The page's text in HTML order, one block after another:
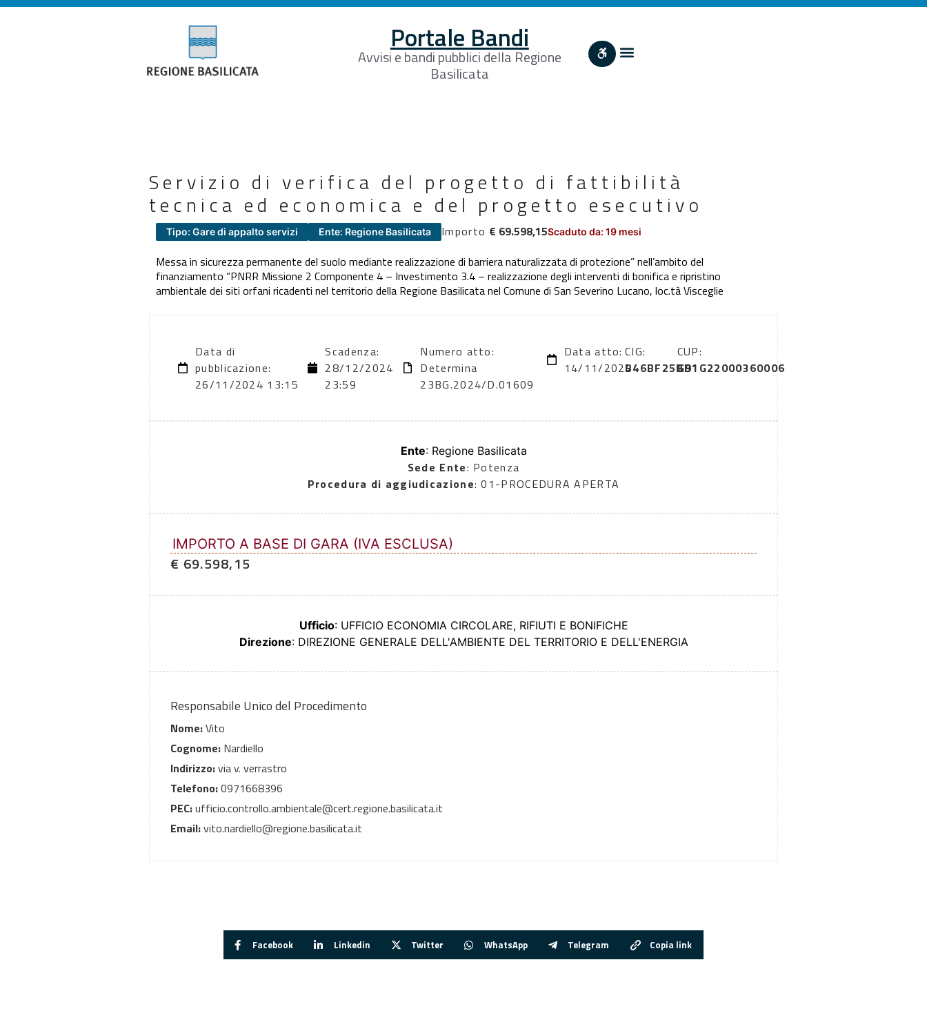
Portale Bandi
Avvisi e bandi pubblici della Regione
Basilicata
Servizio di verifica del progetto di fattibilità
tecnica ed economica e del progetto esecutivo
Tipo: Gare di appalto servizi Ente: Regione Basilicata Importo € 69.598,15Scaduto da: 19 mesi
Messa in sicurezza permanente del suolo mediante realizzazione di barriera naturalizzata di protezione” nell’ambito del
finanziamento “PNRR Missione 2 Componente 4 – Investimento 3.4 – realizzazione degli interventi di bonifica e ripristino
ambientale dei siti orfani ricadenti nel territorio della Regione Basilicata nel Comune di San Severino Lucano, loc.tà Visceglie
Data di
pubblicazione:
26/11/2024 13:15
Scadenza:
28/12/2024
23:59
Numero atto:
Determina
23BG.2024/D.01609
Data atto:
14/11/2024
CIG:
B46BF25BB1
CUP:
G91G22000360006
Ente: Regione Basilicata
Sede Ente: Potenza
Procedura di aggiudicazione: 01-PROCEDURA APERTA
IMPORTO A BASE DI GARA (IVA ESCLUSA)
€ 69.598,15
Ufficio: UFFICIO ECONOMIA CIRCOLARE, RIFIUTI E BONIFICHE
Direzione: DIREZIONE GENERALE DELL'AMBIENTE DEL TERRITORIO E DELL'ENERGIA
Responsabile Unico del Procedimento
Nome:Vito
Cognome: Nardiello
Indirizzo:via v. verrastro
Telefono:0971668396
PEC:ufficio.controllo.ambientale@cert.regione.basilicata.it
Email:vito.nardiello@regione.basilicata.it
Facebook Linkedin Twitter WhatsApp Telegram Copia link